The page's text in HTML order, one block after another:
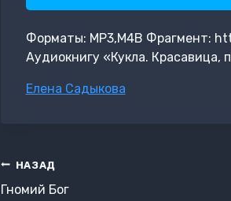
Форматы: MP3,M4B Фрагмент:
Аудиокнигу «Кукла. Красавица,
Метки
Елена Садыкова
Навигация
по
НАЗАД
Гномий Бог